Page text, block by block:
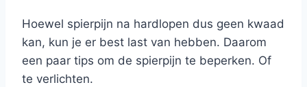
Hoewel spierpijn na hardlopen dus geen kwaad
kan, kun je er best last van hebben. Daarom
een paar tips om de spierpijn te beperken. Of
te verlichten.